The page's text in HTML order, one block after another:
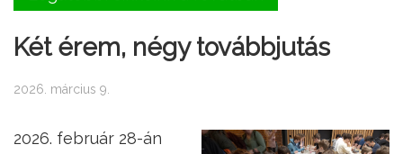
Két érem, négy továbbjutás
2026. március 9.
2026. február 28-án